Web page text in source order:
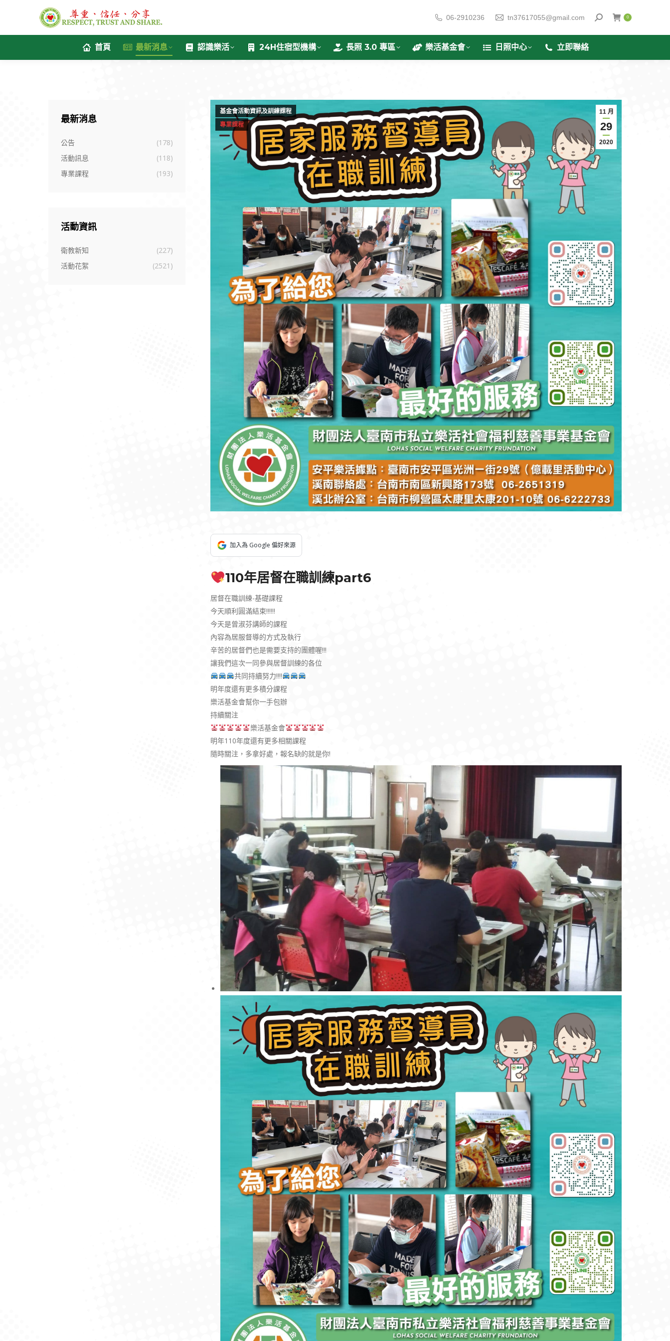
06-2910236 tn37617055@gmail.com 0
首頁 最新消息 認識樂活 24H住宿型機構 長照 3.0 專區 樂活基金會 日照中心 立即聯絡
11 月
29
2020
基金會活動資訊及訓練課程
專業課程
加入為 Google 偏好來源
110年居督在職訓練part6
居督在職訓練-基礎課程
今天順利圓滿結束!!!!!!
今天是曾淑芬講師的課程
內容為居服督導的方式及執行
辛苦的居督們也是需要支持的團體喔!!!
讓我們這次一同參與居督訓練的各位
共同持續努力!!!!
明年度還有更多積分課程
樂活基金會幫你一手包辦
持續關注
樂活基金會
明年110年度還有更多相關課程
隨時關注，多拿好處，報名缺的就是你!
最新消息
公告
(178)
活動訊息
(118)
專業課程
(193)
活動資訊
衛教新知
(227)
活動花絮
(2521)